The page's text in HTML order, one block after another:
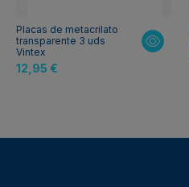
Placas de metacrilato
transparente 3 uds
Vintex
12,95 €